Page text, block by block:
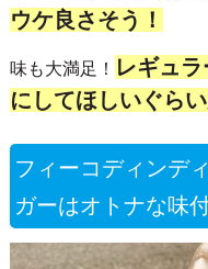
ウケ良さそう！
味も大満足！ レギュ
にしてほしいぐら
フィーコディンデ
ガーはオトナな味